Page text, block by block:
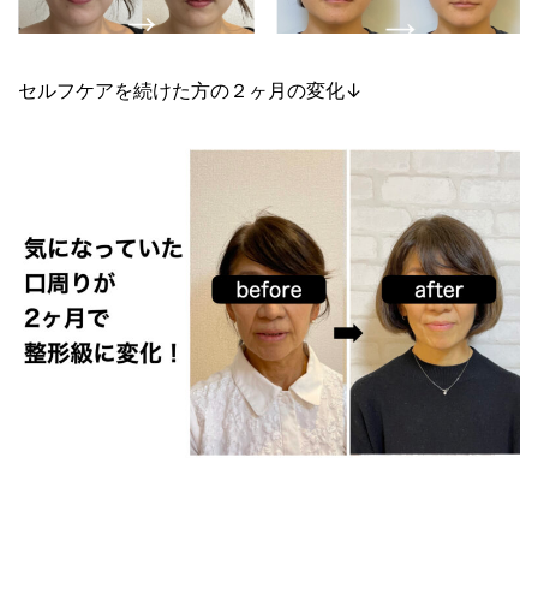
セルフケアを続けた方の２ヶ月の変化↓